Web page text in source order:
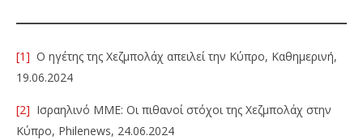
[1] Ο ηγέτης της Χεζμπολάχ απειλεί την Κύπρο, Καθημερινή,
19.06.2024
[2] Ισραηλινό ΜΜΕ: Οι πιθανοί στόχοι της Χεζμπολάχ στην
Κύπρο, Philenews, 24.06.2024